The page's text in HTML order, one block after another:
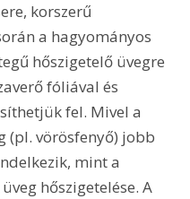
korszerű
a hagyományos
hőszigetelő üvegre
fóliával és
fel. Mivel a
(pl. vörösfenyő) jobb
mint a
hőszigetelése. A